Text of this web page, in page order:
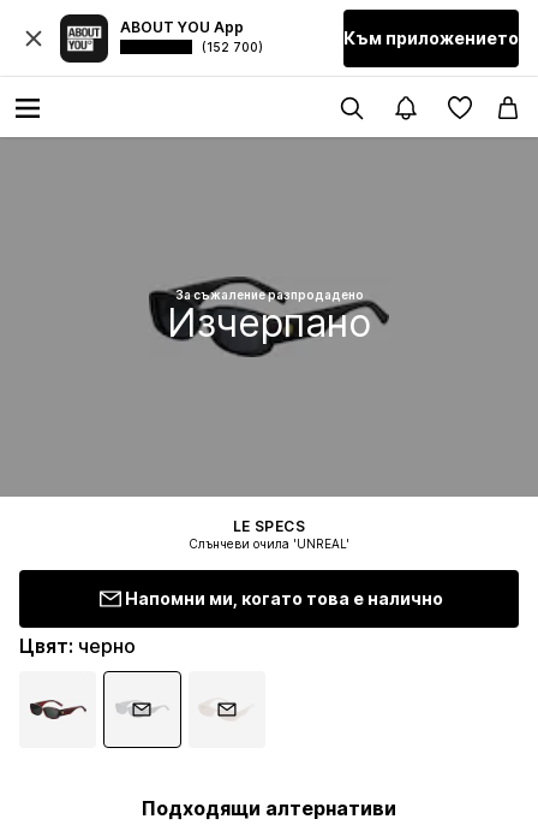
ABOUT YOU App
(152 700) Към приложението
За съжаление разпродадено
Изчерпано
LE SPECS
Слънчеви очила 'UNREAL'
Напомни ми, когато това е налично
Цвят: черно
Подходящи алтернативи